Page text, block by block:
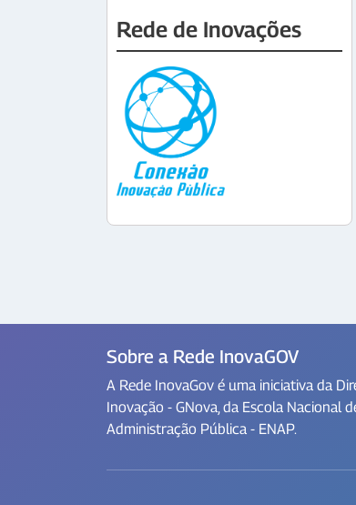
Rede de Inovações
Sobre a Rede InovaGOV
A Rede InovaGov é uma iniciativa da
Inovação - GNova, da Escola Nacional
Administração Pública - ENAP.